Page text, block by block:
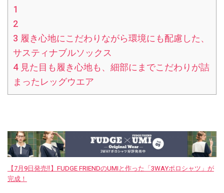
1
2
3 履き心地にこだわりながら環境にも配慮した、
サスティナブルソックス
4見た目も履き心地も、細部にまでこだわりが詰
まったレッグウエア
【7月9日発売‼︎】FUDGE FRIENDのUMIと作った「3WAYポロシャツ」が
完成！